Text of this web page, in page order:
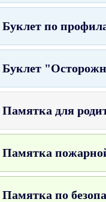
Буклет по
Буклет
Памятка для
Памятка
Памятка по